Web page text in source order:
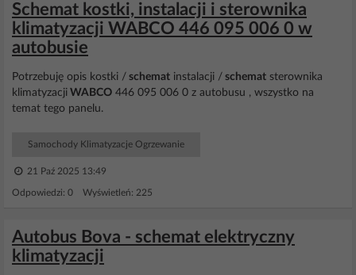
Schemat kostki, instalacji i sterownika
klimatyzacji WABCO 446 095 006 0 w
autobusie
Potrzebuję opis kostki / schemat instalacji / schemat sterownika
klimatyzacji WABCO 446 095 006 0 z autobusu , wszystko na
temat tego panelu.
Samochody Klimatyzacje Ogrzewanie
21 Paź 2025 13:49
Odpowiedzi: 0 Wyświetleń: 225
Autobus Bova - schemat elektryczny
klimatyzacji